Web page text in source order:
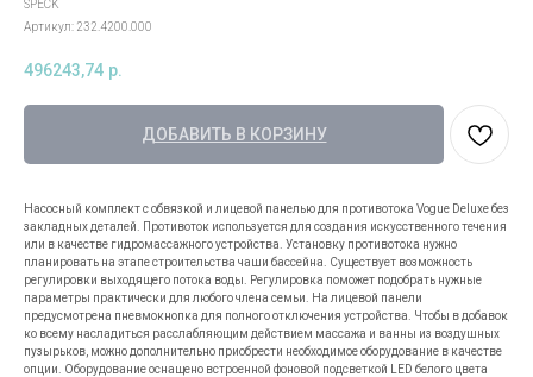
SPECK
Артикул: 232.4200.000
496243,74 р.
ДОБАВИТЬ В КОРЗИНУ
Насосный комплект с обвязкой и лицевой панелью для противотока Vogue Deluxe без
закладных деталей. Противоток используется для создания искусственного течения
или в качестве гидромассажного устройства. Установку противотока нужно
планировать на этапе строительства чаши бассейна. Существует возможность
регулировки выходящего потока воды. Регулировка поможет подобрать нужные
параметры практически для любого члена семьи. На лицевой панели
предусмотрена пневмокнопка для полного отключения устройства. Чтобы в добавок
ко всему насладиться расслабляющим действием массажа и ванны из воздушных
пузырьков, можно дополнительно приобрести необходимое оборудование в качестве
опции. Оборудование оснащено встроенной фоновой подсветкой LED белого цвета